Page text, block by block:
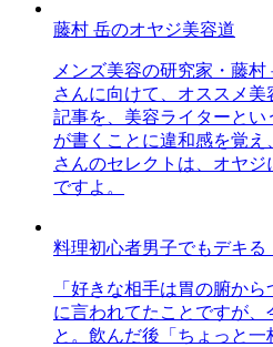
藤村 岳のオヤジ美容道
メンズ美容の研究家・藤
さんに向けて、オススメ
記事を、美容ライターと
が書くことに違和感を覚
さんのセレクトは、オヤ
ですよ。
料理初心者男子でもデキる
「好きな相手は胃の腑か
に言われてたことですが、
と。飲んだ後「ちょっと